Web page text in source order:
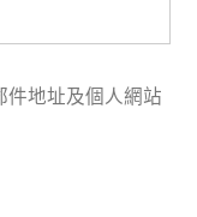
件地址及個人網站